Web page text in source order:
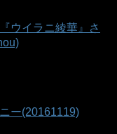
ウイラニ綾華』さ
ー(20161119)